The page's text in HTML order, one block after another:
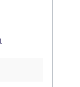
gute